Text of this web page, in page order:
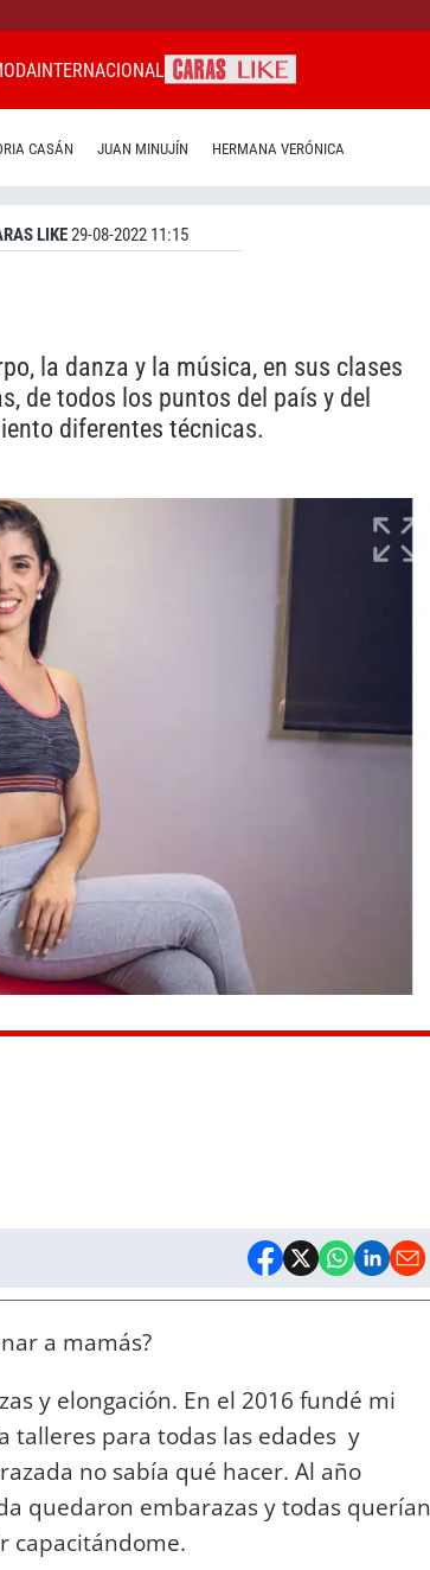
INTERNACIONAL
CASÁN JUAN MINUJÍN HERMANA VERÓNICA
LIKE29-08-2022 11:15
la danza y la música, en sus clases
de todos los puntos del país y del
diferentes técnicas.
a mamás?
y elongación. En el 2016 fundé mi
talleres para todas las edades y
no sabía qué hacer. Al año
quedaron embarazas y todas querían
capacitándome.